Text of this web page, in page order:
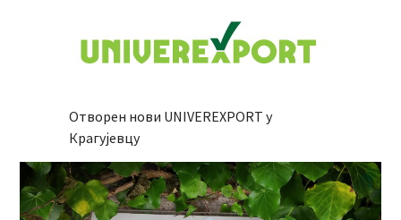
Отворен нови UNIVEREXPORT у
Крагујевцу